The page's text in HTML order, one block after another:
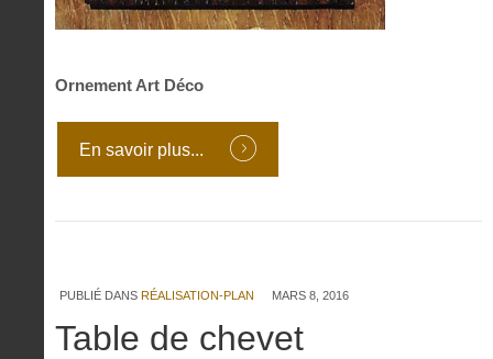
Ornement Art Déco
En savoir plus...
PUBLIÉ DANS RÉALISATION-PLAN MARS 8, 2016
Table de chevet